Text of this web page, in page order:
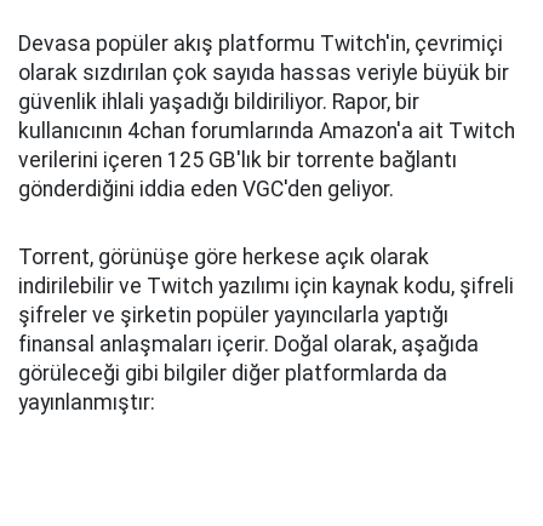
Devasa popüler akış platformu Twitch'in, çevrimiçi
olarak sızdırılan çok sayıda hassas veriyle büyük bir
güvenlik ihlali yaşadığı bildiriliyor. Rapor, bir
kullanıcının 4chan forumlarında Amazon'a ait Twitch
verilerini içeren 125 GB'lık bir torrente bağlantı
gönderdiğini iddia eden VGC'den geliyor.
Torrent, görünüşe göre herkese açık olarak
indirilebilir ve Twitch yazılımı için kaynak kodu, şifreli
şifreler ve şirketin popüler yayıncılarla yaptığı
finansal anlaşmaları içerir. Doğal olarak, aşağıda
görüleceği gibi bilgiler diğer platformlarda da
yayınlanmıştır: